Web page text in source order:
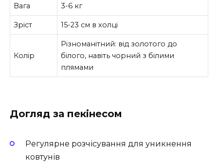
Вага 3-6 кг
Зріст 15-23 см в холці
Колір
Різноманітний: від золотого до
білого, навіть чорний з білими
плямами
Догляд за пекінесом
Регулярне розчісування для уникнення
ковтунів